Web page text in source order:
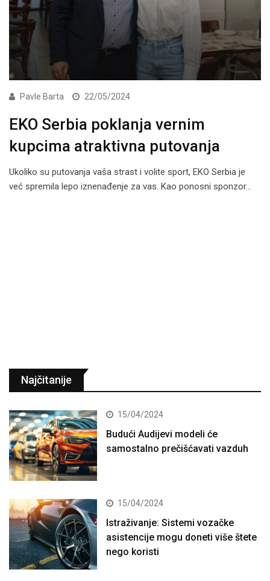
Pavle Barta 22/05/2024
EKO Serbia poklanja vernim
kupcima atraktivna putovanja
Ukoliko su putovanja vaša strast i volite sport, EKO Serbia je
već spremila lepo iznenađenje za vas. Kao ponosni sponzor…
Najčitanije
15/04/2024
Budući Audijevi modeli će
samostalno prečišćavati vazduh
15/04/2024
Istraživanje: Sistemi vozačke
asistencije mogu doneti više štete
nego koristi